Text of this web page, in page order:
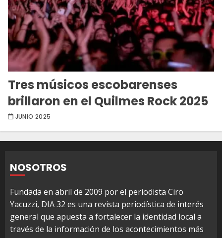
Tres músicos escobarenses
brillaron en el Quilmes Rock 2025
JUNIO 2025
NOSOTROS
Fundada en abril de 2009 por el periodista Ciro
Yacuzzi, DIA 32 es una revista periodística de interés
general que apuesta a fortalecer la identidad local a
través de la información de los acontecimientos más